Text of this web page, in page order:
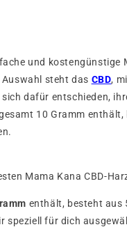
und kostengünstige
steht das CBD,
dafür entschieden,
10 Gramm
Mama Kana CBD-
enthält, besteht aus
speziell für dich